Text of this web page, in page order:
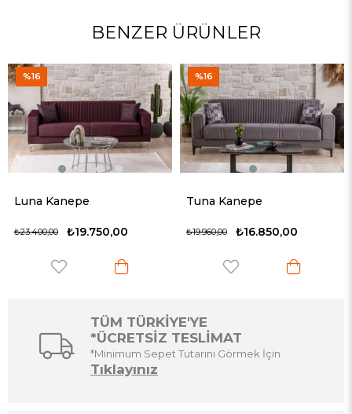
BENZER ÜRÜNLER
Luna Kanepe
₺19.750,00
₺23.400,00
%16
Tuna Kanepe
₺16.850,00
₺19.960,00
%16
TÜM TÜRKİYE'YE
*ÜCRETSİZ TESLİMAT
*Minimum Sepet Tutarını Görmek İçin
Tıklayınız